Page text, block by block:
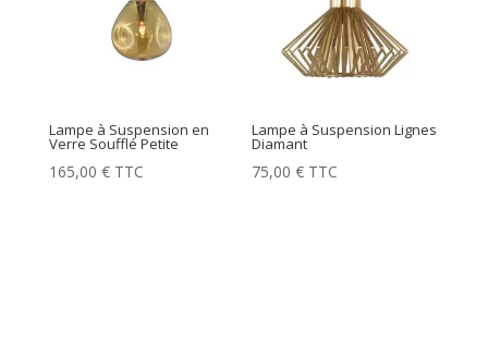
Lampe à Suspension en
Verre Soufflé Petite
165,00 € TTC
Lampe à Suspension Lignes
Diamant
75,00€ TTC